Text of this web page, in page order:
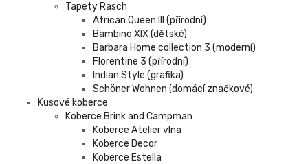
Tapety Rasch
African Queen III (přírodní)
Bambino XIX (dětské)
Barbara Home collection 3 (moderní)
Florentine 3 (přírodní)
Indian Style (grafika)
Schöner Wohnen (domácí značkové)
Kusové koberce
Koberce Brink and Campman
Koberce Atelier vlna
Koberce Decor
Koberce Estella